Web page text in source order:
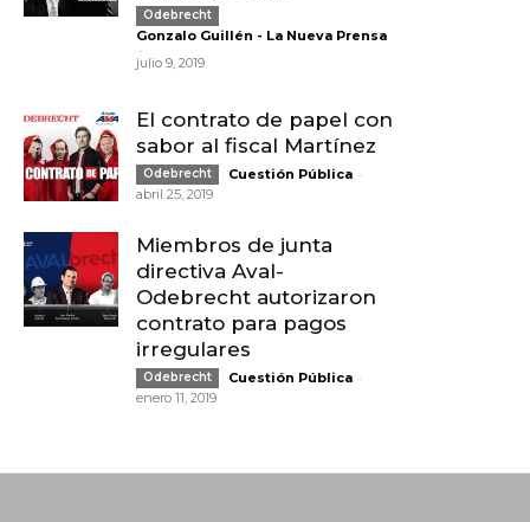
Odebrecht
Gonzalo Guillén - La Nueva Prensa
-
julio 9, 2019
El contrato de papel con
sabor al fiscal Martínez
Odebrecht Cuestión Pública -
abril 25, 2019
Miembros de junta
directiva Aval-
Odebrecht autorizaron
contrato para pagos
irregulares
Odebrecht Cuestión Pública -
enero 11, 2019